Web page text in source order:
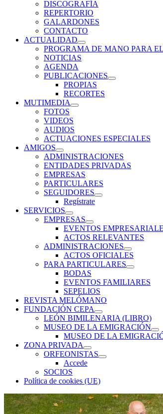
DISCOGRAFÍA
REPERTORIO
GALARDONES
CONTACTO
ACTUALIDAD
expande
el
menú
PROGRAMA DE MANO PARA
NOTICIAS
AGENDA
PUBLICACIONES
expande
PROPIAS
RECORTES
MUTIMEDIA
expande
FOTOS
VIDEOS
AUDIOS
ACTUACIONES ESPECIALES
AMIGOS
expande
el
menú
inferior
ADMINISTRACIONES
ENTIDADES PRIVADAS
EMPRESAS
PARTICULARES
SEGUIDORES
expande
Regístrate
SERVICIOS
expande
el
menú
inferior
EMPRESAS
expande
el
menú
inferior
EVENTOS
ACTOS RELEVANTES
ADMINISTRACIONES
expande
el
menú
ACTOS OFICIALES
PARA PARTICULARES
expande
menú
BODAS
EVENTOS FAMILIARES
SEPELIOS
REVISTA MELÓMANO
FUNDACIÓN CEPA
expande
el
menú
inferior
LEÓN BIMILENARIA (LIBRO)
MUSEO DE LA EMIGRACIÓN
el
MUSEO DE LA
ZONA PRIVADA
expande
el
menú
ORFEONISTAS
expande
Accede
SOCIOS
Política de cookies (UE)